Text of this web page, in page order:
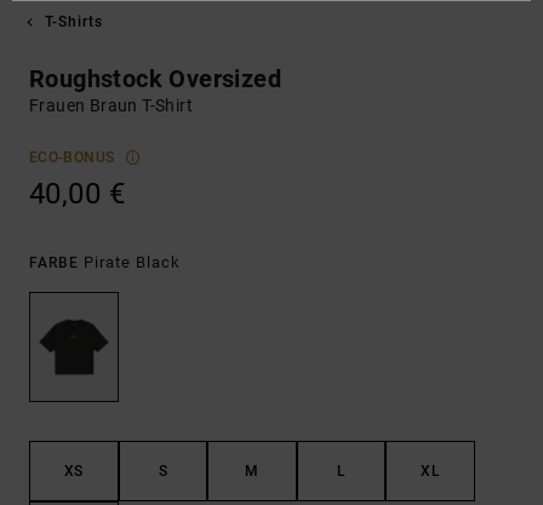
T-Shirts
Roughstock Oversized
Frauen Braun T-Shirt
ECO-BONUS
40,00 €
FARBE Pirate Black
XS S M L XL